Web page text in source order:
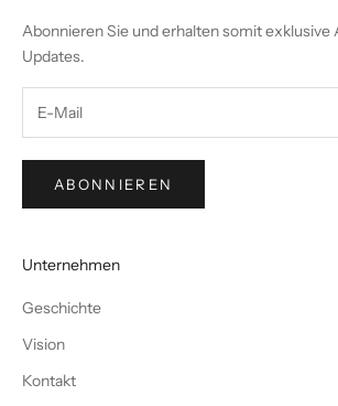
Abonnieren Sie und erhalten somit exklusive
Updates.
ABONNIEREN
Unternehmen
Geschichte
Vision
Kontakt